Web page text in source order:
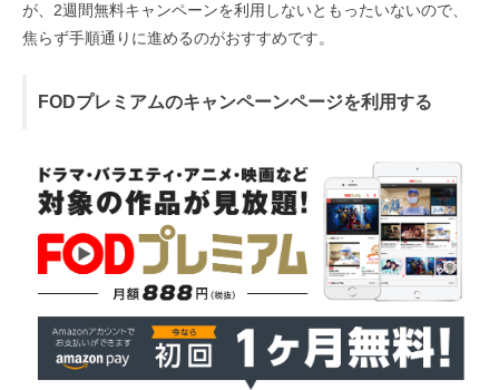
が、2週間無料キャンペーンを利用しないともったいないので、
焦らず手順通りに進めるのがおすすめです。
FODプレミアムのキャンペーンページを利用する